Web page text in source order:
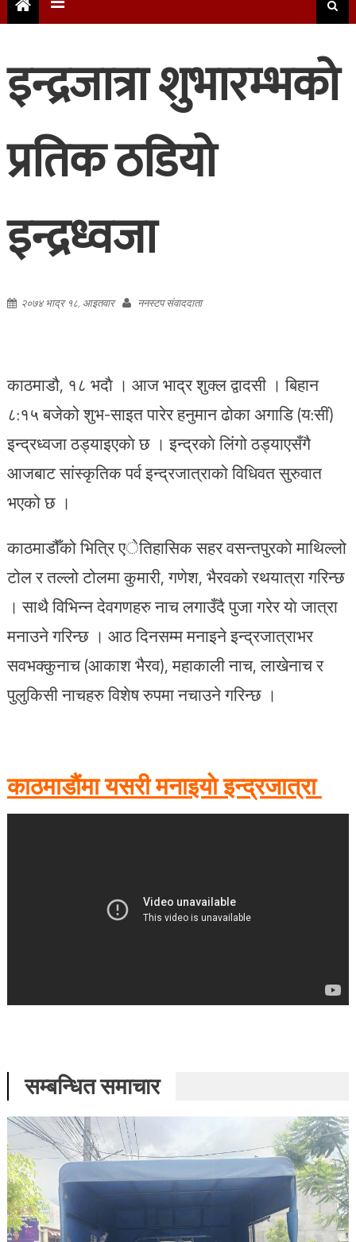
इन्द्रजात्रा शुभारम्भको
प्रतिक ठडियो
इन्द्रध्वजा
२०७४ भाद्र १८, आइतवार ननस्टप संवाददाता
काठमाडौ, १८ भदाै । आज भाद्र शुक्ल द्वादसी । बिहान
८:१५ बजेको शुभ-साइत पारेर हनुमान ढोका अगाडि (य:सीं)
इन्द्रध्वजा ठड्याइएकाे छ । इन्द्रकाे लिंगो ठड्याएसँगै
आजबाट सांस्कृतिक पर्व इन्द्रजात्राको विधिवत सुरुवात
भएको छ ।
काठमाडौँको भित्रि एेतिहासिक सहर वसन्तपुरकाे माथिल्लो
टोल र तल्लो टोलमा कुमारी, गणेश, भैरवको रथयात्रा गरिन्छ
। साथै विभिन्न देवगणहरु नाच लगाउँदै पुजा गरेर याे जात्रा
मनाउने गरिन्छ । आठ दिनसम्म मनाइने इन्द्रजात्राभर
सवभक्कुनाच (आकाश भैरव), महाकाली नाच, लाखेनाच र
पुलुकिसी नाचहरु विशेष रुपमा नचाउने गरिन्छ ।
काठमाडाैंमा यसरी मनाइयाे इन्द्रजात्रा
सम्बन्धित समाचार